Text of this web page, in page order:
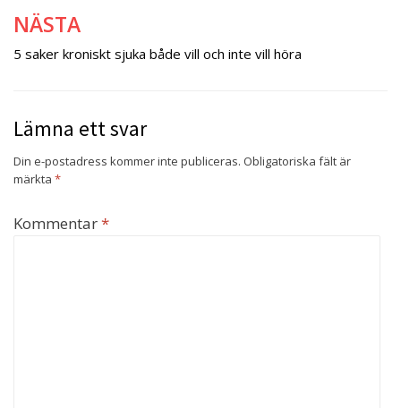
NÄSTA
5 saker kroniskt sjuka både vill och inte vill höra
Lämna ett svar
Din e-postadress kommer inte publiceras. Obligatoriska fält är
märkta *
Kommentar*